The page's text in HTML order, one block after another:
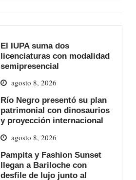
El IUPA suma dos
licenciaturas con modalidad
semipresencial
agosto 8, 2026
Río Negro presentó su plan
patrimonial con dinosaurios
y proyección internacional
agosto 8, 2026
Pampita y Fashion Sunset
llegan a Bariloche con
desfile de lujo junto al